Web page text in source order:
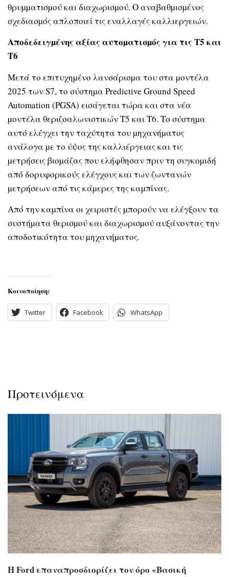
θρυµµατισµού και διαχωρισµού. Ο αναβαθµισµένος
σχεδιασµός απλοποιεί τις εναλλαγές καλλιεργειών.
Αποδεδειγµένης αξίας αυτοµατισµός για τις T5 και
T6
Μετά το επιτυχηµένο λανσάρισµα του στα µοντέλα
2025 των S7, το σύστηµα Predictive Ground Speed
Automation (PGSA) εισάγεται τώρα και στα νέα
µοντέλα θεριζοαλωνιστικών T5 και T6. Το σύστηµα
αυτό ελέγχει την ταχύτητα του µηχανήµατος
ανάλογα µε το ύψος της καλλιέργειας και τις
µετρήσεις βιοµάζας που ελήφθησαν πριν τη συγκοµιδή
από δορυφορικούς ελέγχους και των ζωντανών
µετρήσεων από τις κάµερες της καµπίνας.
Από την καµπίνα οι χειριστές µπορούν να ελέγξουν τα
συστήµατα θερισµού και διαχωρισµού αυξάνοντας την
αποδοτικότητα του µηχανήµατος.
Κοινοποίηση:
Twitter Facebook WhatsApp
Προτεινόμενα
Η Ford επαναπροσδιορίζει τον όρο «Βασική